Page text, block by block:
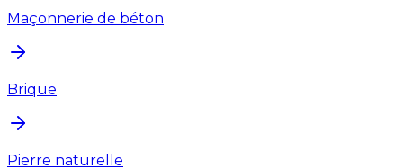
Maçonnerie de béton
Brique
Pierre naturelle